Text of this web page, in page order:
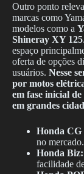
Outro ponto
marcas como
modelos como a
Shineray XY 125
espaço
oferta de opções
usuários. Nesse
por motos
em fase inicial
em grandes
Honda CG
no mercado.
Honda Biz:
facilidade